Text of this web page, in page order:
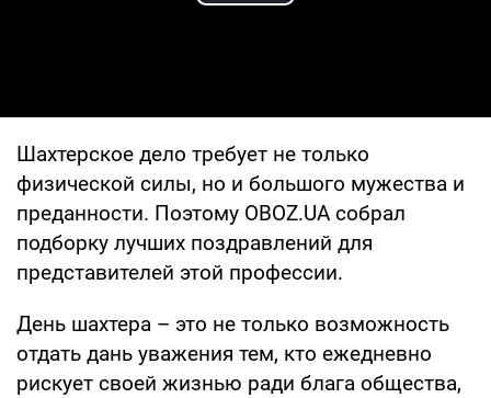
Шахтерское дело требует не только
физической силы, но и большого мужества и
преданности. Поэтому OBOZ.UA собрал
подборку лучших поздравлений для
представителей этой профессии.
День шахтера – это не только возможность
отдать дань уважения тем, кто ежедневно
рискует своей жизнью ради блага общества,